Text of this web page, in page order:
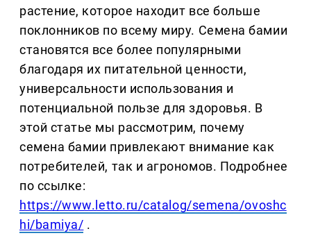
растение, которое находит все больше
поклонников по всему миру. Семена бамии
становятся все более популярными
благодаря их питательной ценности,
универсальности использования и
потенциальной пользе для здоровья. В
этой статье мы рассмотрим, почему
семена бамии привлекают внимание как
потребителей, так и агрономов. Подробнее
по ссылке:
https://www.letto.ru/catalog/semena/ovoshc
hi/bamiya/ .